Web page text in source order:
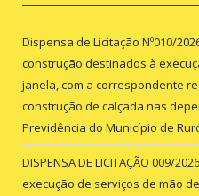
Dispensa de Licitação Nº010/
construção destinados à
janela, com a correspondente
construção de calçada nas
Previdência do Município de
DISPENSA DE LICITAÇÃO 009/
execução de serviços de mão